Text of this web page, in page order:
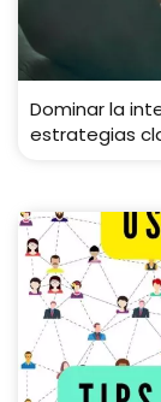
Dominar la
estrategias